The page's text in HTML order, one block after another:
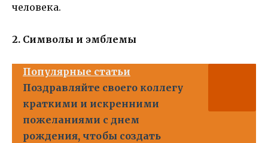
человека.
2. Символы и эмблемы
Популярные статьи
Поздравляйте своего коллегу
краткими и искренними
пожеланиями с днем
рождения, чтобы создать